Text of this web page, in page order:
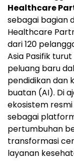
Healthcare
sebagai bagian
Healthcare
dari 120
Asia Pasifik
peluang baru
pendidikan dan
buatan (AI). Di
ekosistem
sebagai
pertumbuhan
transformasi
layanan